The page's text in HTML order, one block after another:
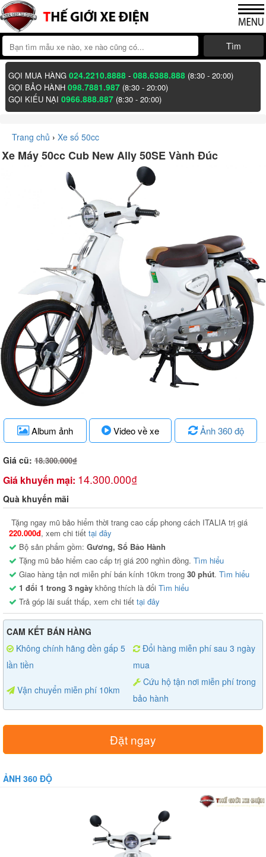
Tìm
GỌI MUA HÀNG024.2210.8888 -088.6388.888 (8:30 - 20:00)
GỌI BẢO HÀNH098.7881.987 (8:30 - 20:00)
GỌI KIẾU NẠI0966.888.887 (8:30 - 20:00)
Trang chủ › Xe số 50cc
Xe Máy 50cc Cub New Ally 50SE Vành Đúc
Album ảnh Video về xe Ảnh 360 độ
Giá cũ: 18.300.000₫
Giá khuyến mại: 14.300.000₫
Quà khuyến mãi
Tặng ngay mũ bảo hiểm thời trang cao cấp phong cách ITALIA trị giá
220.000đ, xem chi tiết tại đây
Bộ sản phẩm gồm: Gương, Sổ Bảo Hành
Tặng mũ bảo hiểm cao cấp trị giá 200 nghìn đồng. Tìm hiểu
Giao hàng tận nơi miễn phí bán kính 10km trong 30 phút. Tìm hiểu
1 đổi 1 trong 3 ngày không thích là đổi Tìm hiểu
Trả góp lãi suất thấp, xem chi tiết tại đây
CAM KẾT BÁN HÀNG
Không chính hãng đền gấp 5
lần tiền
Đổi hàng miễn phí sau 3 ngày
mua
Vận chuyển miễn phí 10km
Cứu hộ tận nơi miễn phí trong
bảo hành
Đặt ngay
ẢNH 360 ĐỘ